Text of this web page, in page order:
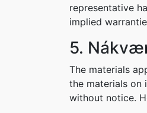
representative
implied
5.
The materials
the materials on
without notice.